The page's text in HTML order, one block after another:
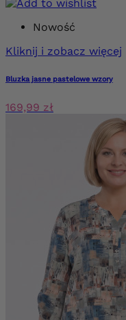
Nowość
Kliknij i zobacz więcej
Bluzka jasne pastelowe wzory
169,99 zł